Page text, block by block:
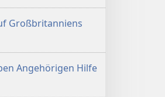
Großbritanniens
Angehörigen Hilfe